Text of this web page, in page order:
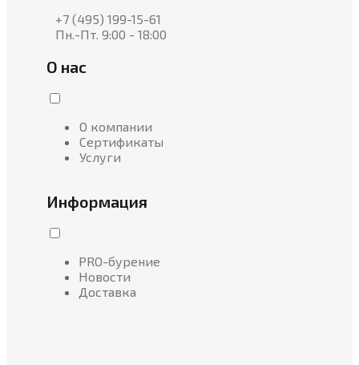
+7 (495) 199-15-61
Пн.-Пт. 9:00 - 18:00
О нас
О компании
Сертификаты
Услуги
Информация
PRO-бурение
Новости
Доставка